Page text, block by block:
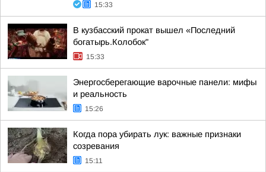
15:33
В кузбасский прокат вышел «Последний
богатырь.Колобок"
15:33
Энергосберегающие варочные панели: мифы
и реальность
15:26
Когда пора убирать лук: важные признаки
созревания
15:11